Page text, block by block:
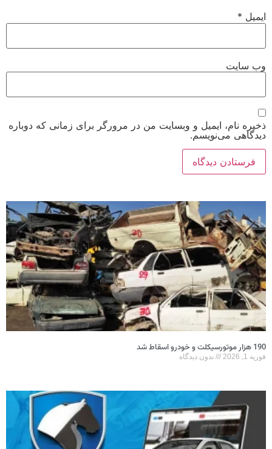
ایمیل*
وب‌ سایت
ذخیره نام، ایمیل و وبسایت من در مرورگر برای زمانی که دوباره
دیدگاهی می‌نویسم.
190 هزار موتورسیکلت و خودرو اسقاط شد
فوریه 1, 2026 بدون دیدگاه